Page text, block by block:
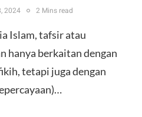
2024 2 Mins read
Islam, tafsir atau
hanya berkaitan dengan
tetapi juga dengan